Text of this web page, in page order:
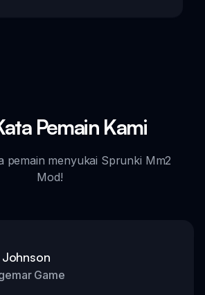
Pemain Kami
pemain menyukai Sprunki Mm2
Mod!
Game